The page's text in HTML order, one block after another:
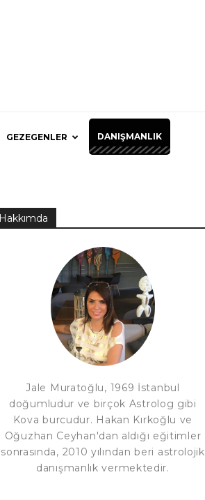
GEZEGENLER DANIŞMANLIK
Hakkımda
Jale Muratoğlu, 1969 İstanbul
doğumludur ve birçok Astrolog gibi
Kova burcudur. Hakan Kırkoğlu ve
Oğuzhan Ceyhan'dan aldığı eğitimler
sonrasında, 2010 yılından beri astrolojik
danışmanlık vermektedir.